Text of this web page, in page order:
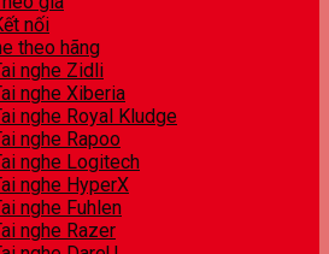
nối
theo hãng
nghe Zidli
nghe Xiberia
nghe Royal Kludge
nghe Rapoo
nghe Logitech
nghe HyperX
nghe Fuhlen
nghe Razer